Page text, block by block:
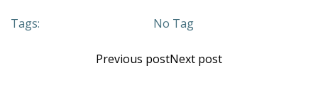
Tags: No Tag
Previous postNext post